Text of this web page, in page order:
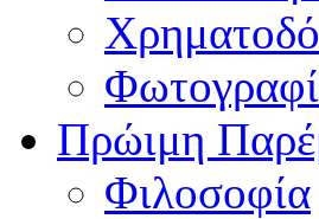
Πρώιμη
Φιλοσοφία